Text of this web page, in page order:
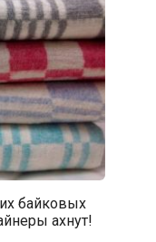
байковых
ахнут!